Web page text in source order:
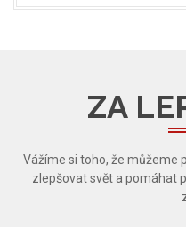
ZA
Vážíme si toho, že můžeme
zlepšovat svět a pomáhat